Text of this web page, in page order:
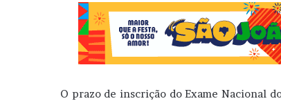
O prazo de inscrição do Exame Nacional